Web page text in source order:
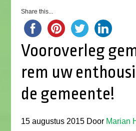
Share this...
Vooroverleg
rem uw
de gemeente!
15 augustus 2015 Door Marian